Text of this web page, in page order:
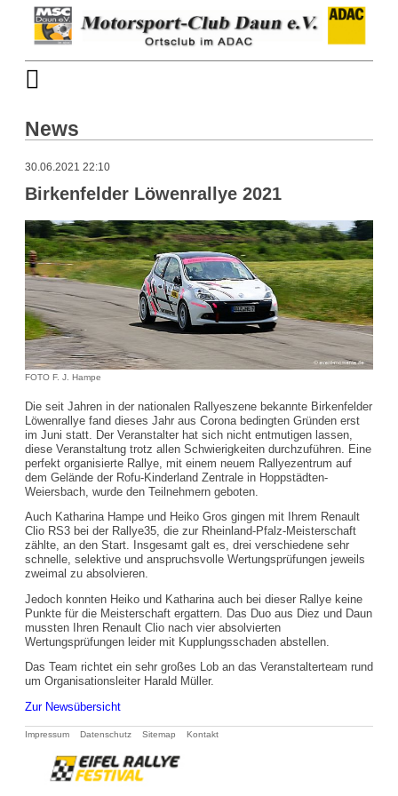
News
30.06.2021 22:10
Birkenfelder Löwenrallye 2021
FOTO F. J. Hampe
Die seit Jahren in der nationalen Rallyeszene bekannte Birkenfelder
Löwenrallye fand dieses Jahr aus Corona bedingten Gründen erst
im Juni statt. Der Veranstalter hat sich nicht entmutigen lassen,
diese Veranstaltung trotz allen Schwierigkeiten durchzuführen. Eine
perfekt organisierte Rallye, mit einem neuem Rallyezentrum auf
dem Gelände der Rofu-Kinderland Zentrale in Hoppstädten-
Weiersbach, wurde den Teilnehmern geboten.
Auch Katharina Hampe und Heiko Gros gingen mit Ihrem Renault
Clio RS3 bei der Rallye35, die zur Rheinland-Pfalz-Meisterschaft
zählte, an den Start. Insgesamt galt es, drei verschiedene sehr
schnelle, selektive und anspruchsvolle Wertungsprüfungen jeweils
zweimal zu absolvieren.
Jedoch konnten Heiko und Katharina auch bei dieser Rallye keine
Punkte für die Meisterschaft ergattern. Das Duo aus Diez und Daun
mussten Ihren Renault Clio nach vier absolvierten
Wertungsprüfungen leider mit Kupplungsschaden abstellen.
Das Team richtet ein sehr großes Lob an das Veranstalterteam rund
um Organisationsleiter Harald Müller.
Zur Newsübersicht
Navigation
Impressum Datenschutz Sitemap Kontakt